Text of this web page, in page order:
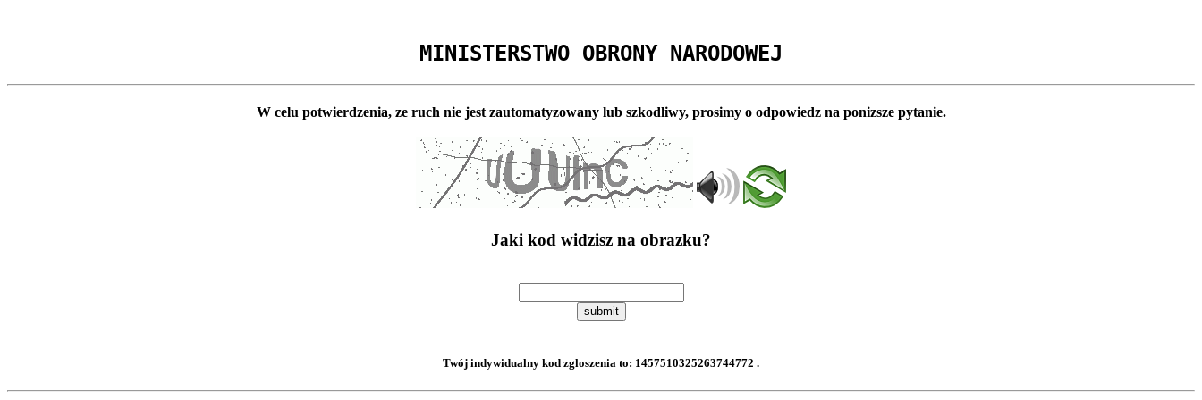
MINISTERSTWO OBRONY NARODOWEJ
W celu potwierdzenia, ze ruch nie jest zautomatyzowany lub szkodliwy, prosimy o odpowiedz na ponizsze pytanie.
Jaki kod widzisz na obrazku?
submit
Twój indywidualny kod zgloszenia to: 1457510325263744772 .